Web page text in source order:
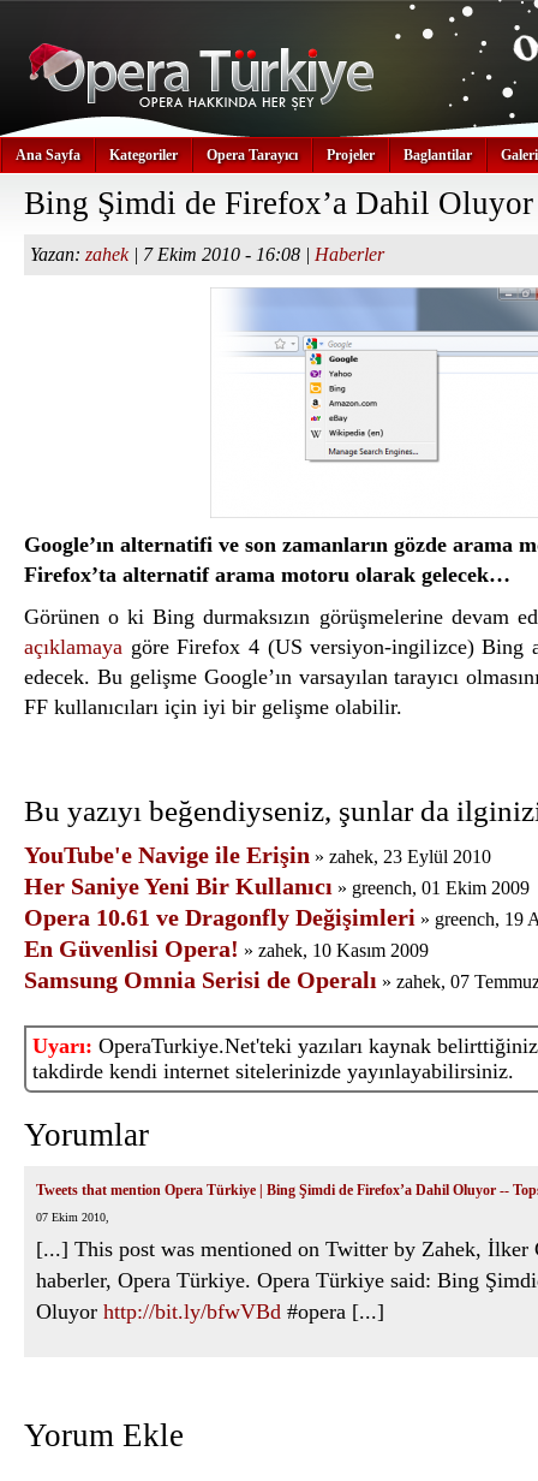
Ana Sayfa Kategoriler Opera Tarayıcı Projeler Baglantilar Galeri
Bing Şimdi de Firefox’a Dahil Oluyor
Yazan: zahek| 7 Ekim 2010 - 16:08 | Haberler
Google’ın alternatifi ve son zamanların gözde arama
Firefox’ta alternatif arama motoru olarak gelecek…
Görünen o ki Bing durmaksızın görüşmelerine devam
açıklamaya göre Firefox 4 (US versiyon-ingilizce) Bing
edecek. Bu gelişme Google’ın varsayılan tarayıcı
FF kullanıcıları için iyi bir gelişme olabilir.
Bu yazıyı beğendiyseniz, şunlar da
YouTube'e Navige ile Erişin » zahek, 23 Eylül 2010
Her Saniye Yeni Bir Kullanıcı » greench, 01 Ekim 2009
Opera 10.61 ve Dragonfly Değişimleri » greench, 19
En Güvenlisi Opera! » zahek, 10 Kasım 2009
Samsung Omnia Serisi de Operalı » zahek, 07
Uyarı: OperaTurkiye.Net'teki yazıları kaynak belirttiğiniz
takdirde kendi internet sitelerinizde yayınlayabilirsiniz.
Yorumlar
Tweets that mention Opera Türkiye | Bing Şimdi de Firefox’a Dahil Oluyor --
07 Ekim 2010,
[...] This post was mentioned on Twitter by Zahek, İlker
haberler, Opera Türkiye. Opera Türkiye said: Bing
Oluyor http://bit.ly/bfwVBd #opera [...]
Yorum Ekle